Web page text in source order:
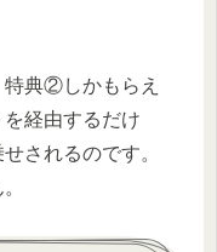
典②しかもらえ
経由するだけ
されるのです。